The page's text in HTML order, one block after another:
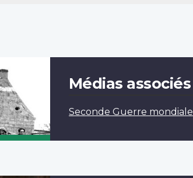
Médias associés
Seconde Guerre mondiale